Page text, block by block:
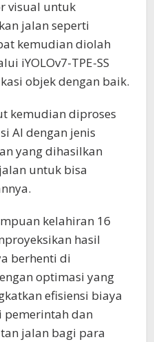
visual untuk
jalan seperti
kemudian diolah
iYOLOv7-TPE-SS
objek dengan baik.
kemudian diproses
AI dengan jenis
yang dihasilkan
untuk bisa
kelahiran 16
hasil
berhenti di
optimasi yang
efisiensi biaya
pemerintah dan
jalan bagi para